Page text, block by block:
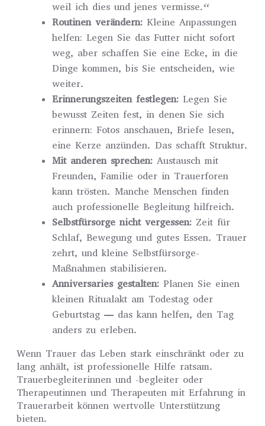
weil ich dies und jenes vermisse.“
Routinen verändern: Kleine Anpassungen
helfen: Legen Sie das Futter nicht sofort
weg, aber schaffen Sie eine Ecke, in die
Dinge kommen, bis Sie entscheiden, wie
weiter.
Erinnerungszeiten festlegen: Legen Sie
bewusst Zeiten fest, in denen Sie sich
erinnern: Fotos anschauen, Briefe lesen,
eine Kerze anzünden. Das schafft Struktur.
Mit anderen sprechen: Austausch mit
Freunden, Familie oder in Trauerforen
kann trösten. Manche Menschen finden
auch professionelle Begleitung hilfreich.
Selbstfürsorge nicht vergessen: Zeit für
Schlaf, Bewegung und gutes Essen. Trauer
zehrt, und kleine Selbstfürsorge-
Maßnahmen stabilisieren.
Anniversaries gestalten: Planen Sie einen
kleinen Ritualakt am Todestag oder
Geburtstag — das kann helfen, den Tag
anders zu erleben.
Wenn Trauer das Leben stark einschränkt oder zu
lang anhält, ist professionelle Hilfe ratsam.
Trauerbegleiterinnen und -begleiter oder
Therapeutinnen und Therapeuten mit Erfahrung in
Trauerarbeit können wertvolle Unterstützung
bieten.